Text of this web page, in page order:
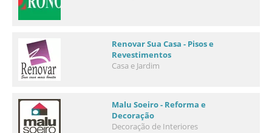
Renovar Sua Casa - Pisos e
Revestimentos
Casa e Jardim
Malu Soeiro - Reforma e
Decoração
Decoração de Interiores